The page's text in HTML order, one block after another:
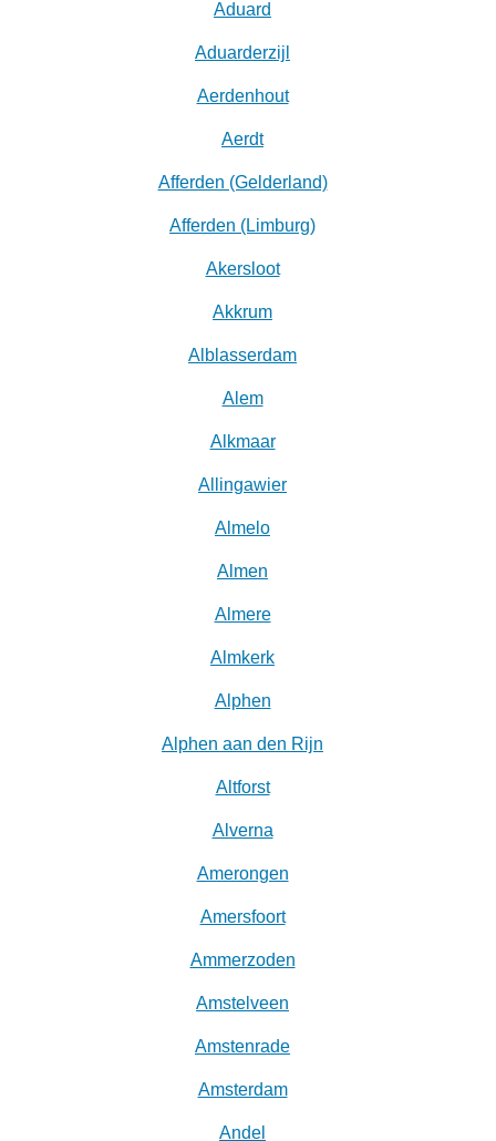
Aduard
Aduarderzijl
Aerdenhout
Aerdt
Afferden (Gelderland)
Afferden (Limburg)
Akersloot
Akkrum
Alblasserdam
Alem
Alkmaar
Allingawier
Almelo
Almen
Almere
Almkerk
Alphen
Alphen aan den Rijn
Altforst
Alverna
Amerongen
Amersfoort
Ammerzoden
Amstelveen
Amstenrade
Amsterdam
Andel